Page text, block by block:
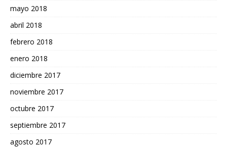
mayo 2018
abril 2018
febrero 2018
enero 2018
diciembre 2017
noviembre 2017
octubre 2017
septiembre 2017
agosto 2017